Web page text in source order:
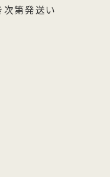
第発送い